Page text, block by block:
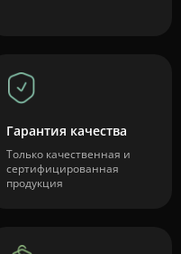
Гарантия качества
Только качественная и
сертифицированная
продукция